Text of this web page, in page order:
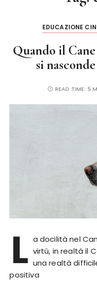
EDUCAZIONE
Quando il Cane
si
READ TIME: 5
L a docilità nel
virtù, in realtà il
una realtà
positiva